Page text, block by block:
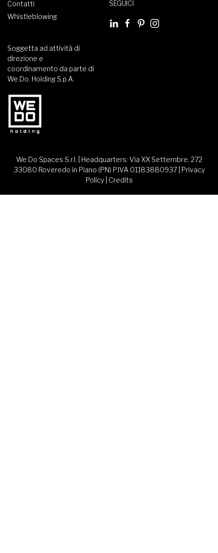
Contatti
Whistleblowing
SEGUICI
Soggetta ad attività di
direzione e
coordinamento da parte di
We.Do. Holding S.p.A.
We Do Spaces S.r.l. | Headquarters: Via XX Settembre, 272
33080 Roveredo in Piano (PN) P.IVA 01183880937 | Privacy
Policy| Credits